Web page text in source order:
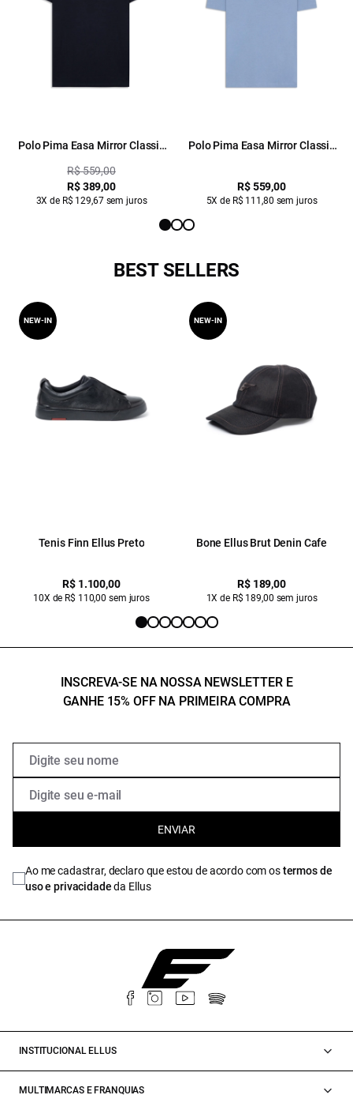
Polo Pima Easa Mirror Classic
R$ 559,00
R$ 389,00
3X de R$ 129,67 sem juros
Polo Pima Easa Mirror Classic
R$ 559,00
5X de R$ 111,80 sem juros
BEST SELLERS
Tenis Finn Ellus Preto
R$ 1.100,00
10X de R$ 110,00 sem juros
NEW-IN
Bone Ellus Brut Denin Cafe
R$ 189,00
1X de R$ 189,00 sem juros
NEW-IN
INSCREVA-SE NA NOSSA NEWSLETTER E
GANHE 15% OFF NA PRIMEIRA COMPRA
ENVIAR
Ao me cadastrar, declaro que estou de acordo com ostermos de
uso e privacidadeda Ellus
INSTITUCIONAL ELLUS
MULTIMARCAS E FRANQUIAS